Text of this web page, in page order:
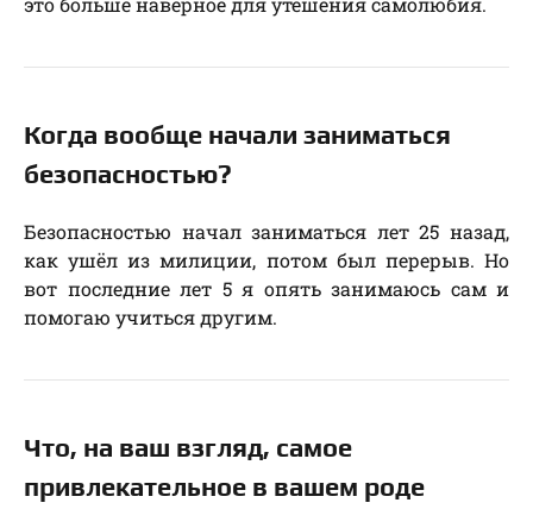
Когда вообще начали заниматься
безопасностью?
Безопасностью начал заниматься лет 25 назад,
как ушёл из милиции, потом был перерыв. Но
вот последние лет 5 я опять занимаюсь сам и
помогаю учиться другим.
Что, на ваш взгляд, самое
привлекательное в вашем роде